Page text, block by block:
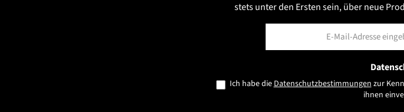
stets unter den Ersten sein, über neue
Ich habe dieDatenschutzbestimmungenzur
ihnen